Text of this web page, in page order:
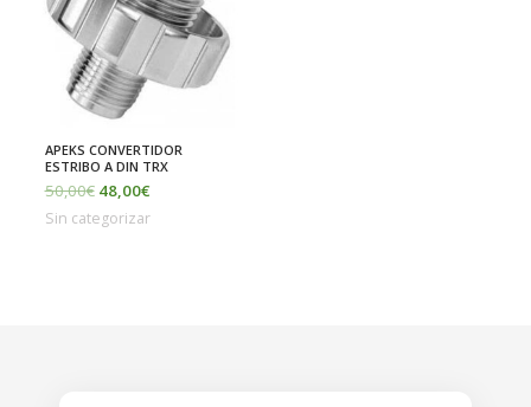
APEKS CONVERTIDOR
ESTRIBO A DIN TRX
50,00€ 48,00€
Sin categorizar